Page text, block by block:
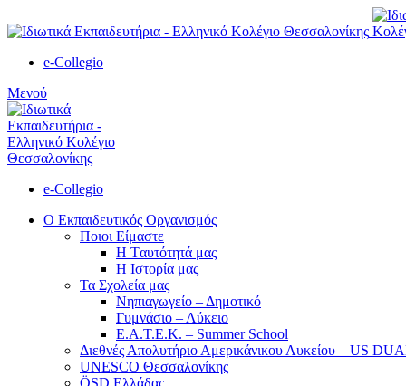
e-Collegio
Μενού
e-Collegio
Ο Εκπαιδευτικός Οργανισμός
Ποιοι Είμαστε
Η Tαυτότητά μας
Η Ιστορία μας
Τα Σχολεία μας
Νηπιαγωγείο – Δημοτικό
Γυμνάσιο – Λύκειο
Ε.Α.Τ.Ε.Κ. – Summer School
Διεθνές Απολυτήριο Αμερικάνικου Λυκείου – US
UNESCO Θεσσαλονίκης
ÖSD Ελλάδας